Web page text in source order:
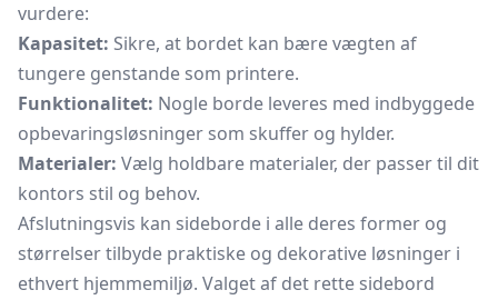
vurdere:
Kapasitet: Sikre, at bordet kan bære vægten af
tungere genstande som printere.
Funktionalitet: Nogle borde leveres med indbyggede
opbevaringsløsninger som skuffer og hylder.
Materialer: Vælg holdbare materialer, der passer til dit
kontors stil og behov.
Afslutningsvis kan sideborde i alle deres former og
størrelser tilbyde praktiske og dekorative løsninger i
ethvert hjemmemiljø. Valget af det rette sidebord